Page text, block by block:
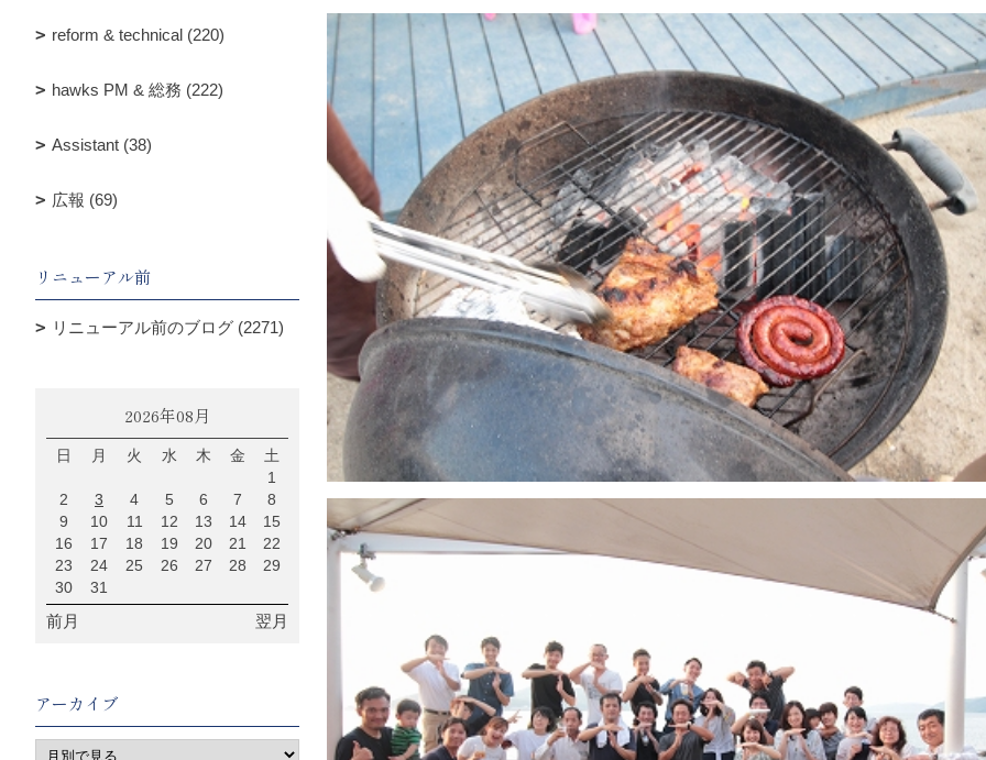
reform & technical (220)
hawks PM & 総務 (222)
Assistant (38)
広報 (69)
リニューアル前
リニューアル前のブログ (2271)
2026年08月
日 月 火 水 木 金
土
1
2
3 4 5 6 7
8
9
10 11 12 13 14
15
16
17 18 19 20 21
22
23
24 25 26 27 28
29
30
31
前月 翌月
アーカイブ